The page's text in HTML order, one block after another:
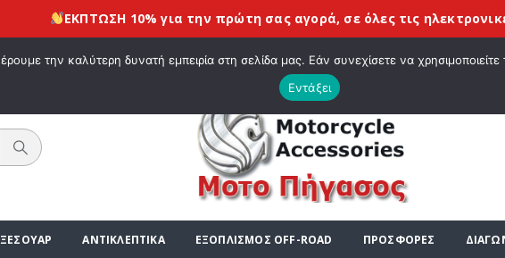
ΚΑΛΩΣ ΗΡΘΑΤΕ ΣΤΟ E-SHOP ΜΟΤΟ ΠΗΓΑΣΟΣ ! | ΣΧΕΤΙΚΆ ΜΕ ΕΜΆΣ BLOG ΛΊΣΤΑ
ΑΝΤΙΚΛΕΠΤΙΚΑ ΕΞΟΠΛΙΣΜΟΣ OFF-ROAD ΠΡΟΣΦΟΡΕΣ
10% για την πρώτη σας αγορά, σε όλες τιςηλεκτρονικές
την καλύτερη δυνατή εμπειρία στη σελίδα μας. Εάν συνεχίσετε να
Εντάξει